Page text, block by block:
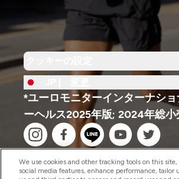
*ユーロモニターインターナシ
ーヘルス2025年版; 2024年総小
We use cookies and other tracking tools on this
social media features, enhance performance, tailor